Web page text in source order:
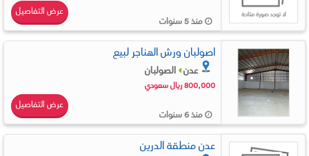
منذ 5 سنوات
عرض التفاصيل
اصولبان ورش الهناجر لبيع
عدن الصولبان
800,000 ريال سعودي
منذ 6 سنوات
عرض التفاصيل
عدن منطقة الدرين